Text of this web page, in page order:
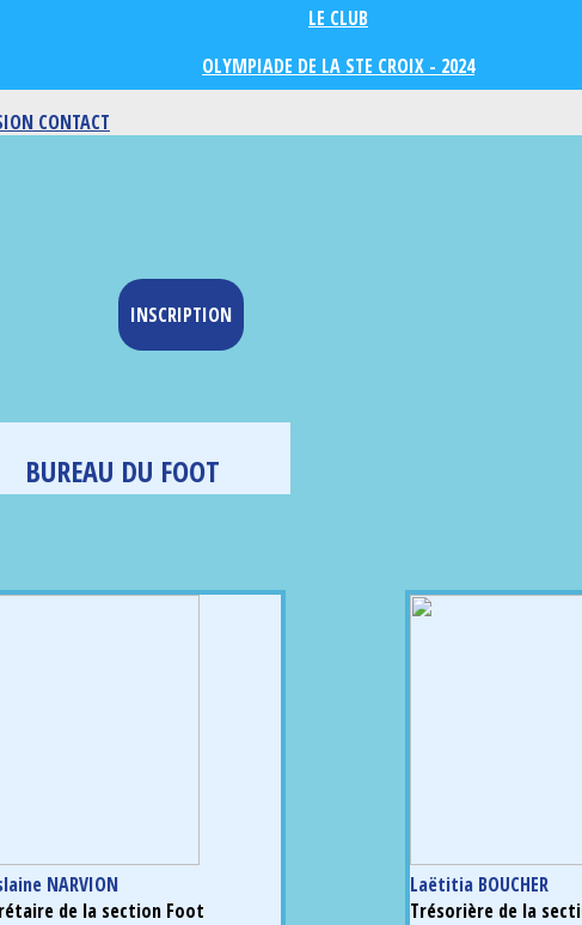
LE CLUB
OLYMPIADE DE LA STE CROIX - 2024
CONTACT
INSCRIPTION
BUREAU DU FOOT
NARVION
de la section Foot
Laëtitia BOUCHER
Trésorière de la